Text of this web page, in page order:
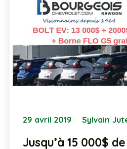
29 avril 2019 Sylvain
Jusqu’à 15 000$